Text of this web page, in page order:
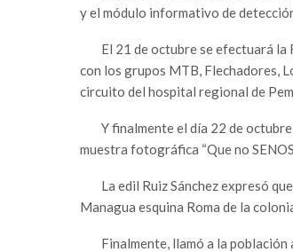
y el módulo informativo de
El 21 de octubre se efectuará la
con los grupos MTB, Flechadores,
circuito del hospital regional de
Y finalmente el día 22 de
muestra fotográfica “Que no
La edil Ruiz Sánchez expresó
Managua esquina Roma de la
Finalmente, llamó a la